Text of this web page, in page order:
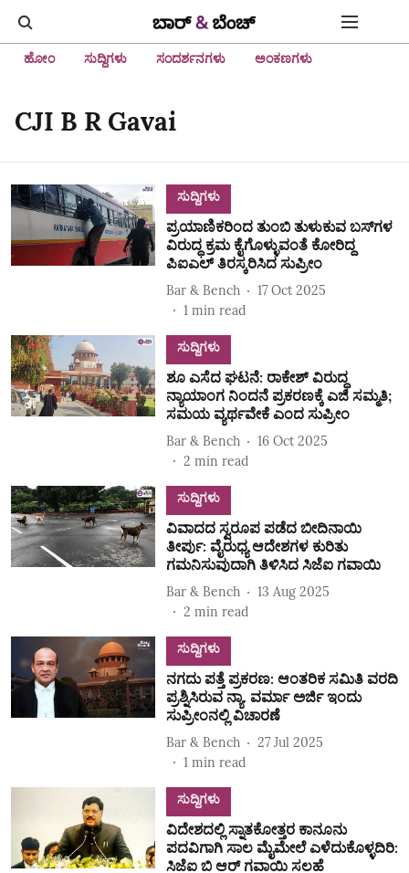
ಹೋಂ ಸುದ್ದಿಗಳು ಸಂದರ್ಶನಗಳು ಅಂಕಣಗಳು
CJI B R Gavai
ಸುದ್ದಿಗಳು
ಪ್ರಯಾಣಿಕರಿಂದ ತುಂಬಿ ತುಳುಕುವ ಬಸ್‌ಗಳ
ವಿರುದ್ಧ ಕ್ರಮ ಕೈಗೊಳ್ಳುವಂತೆ ಕೋರಿದ್ದ
ಪಿಐಎಲ್ ತಿರಸ್ಕರಿಸಿದ ಸುಪ್ರೀಂ
Bar & Bench
17 Oct 2025
1 min read
ಸುದ್ದಿಗಳು
ಶೂ ಎಸೆದ ಘಟನೆ: ರಾಕೇಶ್‌ ವಿರುದ್ಧ
ನ್ಯಾಯಾಂಗ ನಿಂದನೆ ಪ್ರಕರಣಕ್ಕೆ ಎಜಿ ಸಮ್ಮತಿ;
ಸಮಯ ವ್ಯರ್ಥವೇಕೆ ಎಂದ ಸುಪ್ರೀಂ
Bar & Bench
16 Oct 2025
2 min read
ಸುದ್ದಿಗಳು
ವಿವಾದದ ಸ್ವರೂಪ ಪಡೆದ ಬೀದಿನಾಯಿ
ತೀರ್ಪು: ವೈರುಧ್ಯ ಆದೇಶಗಳ ಕುರಿತು
ಗಮನಿಸುವುದಾಗಿ ತಿಳಿಸಿದ ಸಿಜೆಐ ಗವಾಯಿ
Bar & Bench
13 Aug 2025
2 min read
ಸುದ್ದಿಗಳು
ನಗದು ಪತ್ತೆ ಪ್ರಕರಣ: ಆಂತರಿಕ ಸಮಿತಿ ವರದಿ
ಪ್ರಶ್ನಿಸಿರುವ ನ್ಯಾ. ವರ್ಮಾ ಅರ್ಜಿ ಇಂದು
ಸುಪ್ರೀಂನಲ್ಲಿ ವಿಚಾರಣೆ
Bar & Bench
27 Jul 2025
1 min read
ಸುದ್ದಿಗಳು
ವಿದೇಶದಲ್ಲಿ ಸ್ನಾತಕೋತ್ತರ ಕಾನೂನು
ಪದವಿಗಾಗಿ ಸಾಲ ಮೈಮೇಲೆ ಎಳೆದುಕೊಳ್ಳದಿರಿ:
ಸಿಜೆಐ ಬಿ ಆರ್ ಗವಾಯಿ ಸಲಹೆ